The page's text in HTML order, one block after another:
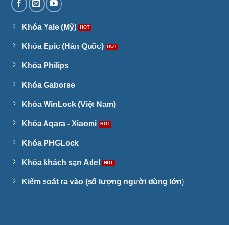
Khóa Yale (Mỹ)
Khóa Epic (Hàn Quốc)
Khóa Philips
Khóa Gaborse
Khóa WinLock (Việt Nam)
Khóa Aqara - Xiaomi
Khóa PHGLock
Khóa khách sạn Adel
Kiểm soát ra vào (số lượng người dùng lớn)